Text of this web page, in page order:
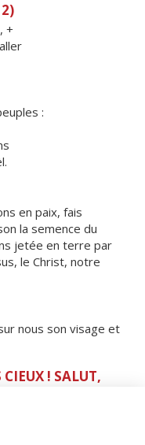
+
:
en paix, fais
la semence du
jetée en terre par
le Christ, notre
nous son visage et
! SALUT,
des anges !
ciel !